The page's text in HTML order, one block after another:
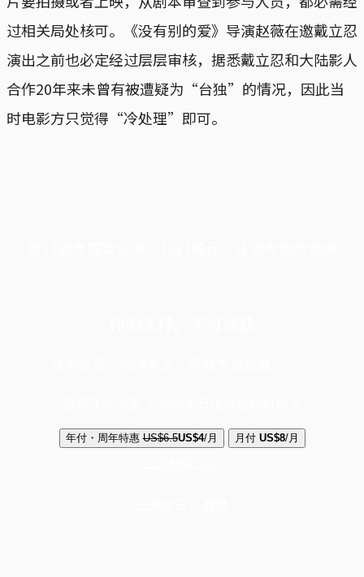
过相关局处核可。《没有别的爱》导演赵薇在邀戴立忍
演出之前也必定经过层层审核，据悉戴立忍和大陆影人
合作20年来未曾有被遭疑为“台独”的情况，因此当
时电影方只觉得“冷处理”即可。
年付・周年特惠 US$6.5US$4/月 月付 US$8/月